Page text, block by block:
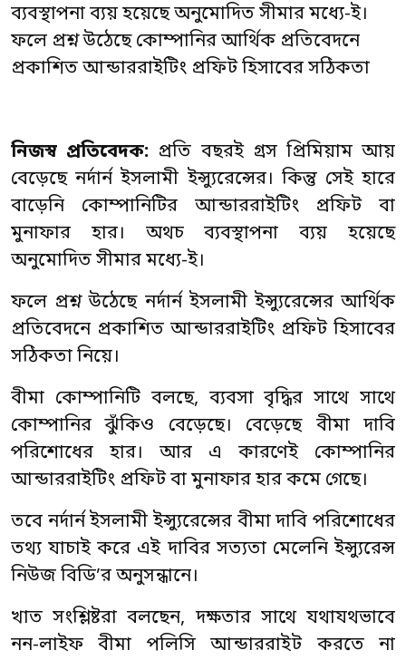
ব্যবস্থাপনা ব্যয় হয়েছে অনুমোদিত সীমার মধ্যে-ই।
ফলে প্রশ্ন উঠেছে কোম্পানির আর্থিক প্রতিবেদনে
প্রকাশিত আন্ডাররাইটিং প্রফিট হিসাবের সঠিকতা
নিজস্ব প্রতিবেদক: প্রতি বছরই গ্রস প্রিমিয়াম আয়
বেড়েছে নর্দার্ন ইসলামী ইন্স্যুরেন্সের। কিন্তু সেই হারে
বাড়েনি কোম্পানিটির আন্ডাররাইটিং প্রফিট বা
মুনাফার হার। অথচ ব্যবস্থাপনা ব্যয় হয়েছে
অনুমোদিত সীমার মধ্যে-ই।
ফলে প্রশ্ন উঠেছে নর্দার্ন ইসলামী ইন্স্যুরেন্সের আর্থিক
প্রতিবেদনে প্রকাশিত আন্ডাররাইটিং প্রফিট হিসাবের
সঠিকতা নিয়ে।
বীমা কোম্পানিটি বলছে, ব্যবসা বৃদ্ধির সাথে সাথে
কোম্পানির ঝুঁকিও বেড়েছে। বেড়েছে বীমা দাবি
পরিশোধের হার। আর এ কারণেই কোম্পানির
আন্ডাররাইটিং প্রফিট বা মুনাফার হার কমে গেছে।
তবে নর্দার্ন ইসলামী ইন্স্যুরেন্সের বীমা দাবি পরিশোধের
তথ্য যাচাই করে এই দাবির সত্যতা মেলেনি ইন্স্যুরেন্স
নিউজ বিডি’র অনুসন্ধানে।
খাত সংশ্লিষ্টরা বলছেন, দক্ষতার সাথে যথাযথভাবে
নন-লাইফ বীমা পলিসি আন্ডাররাইট করতে না